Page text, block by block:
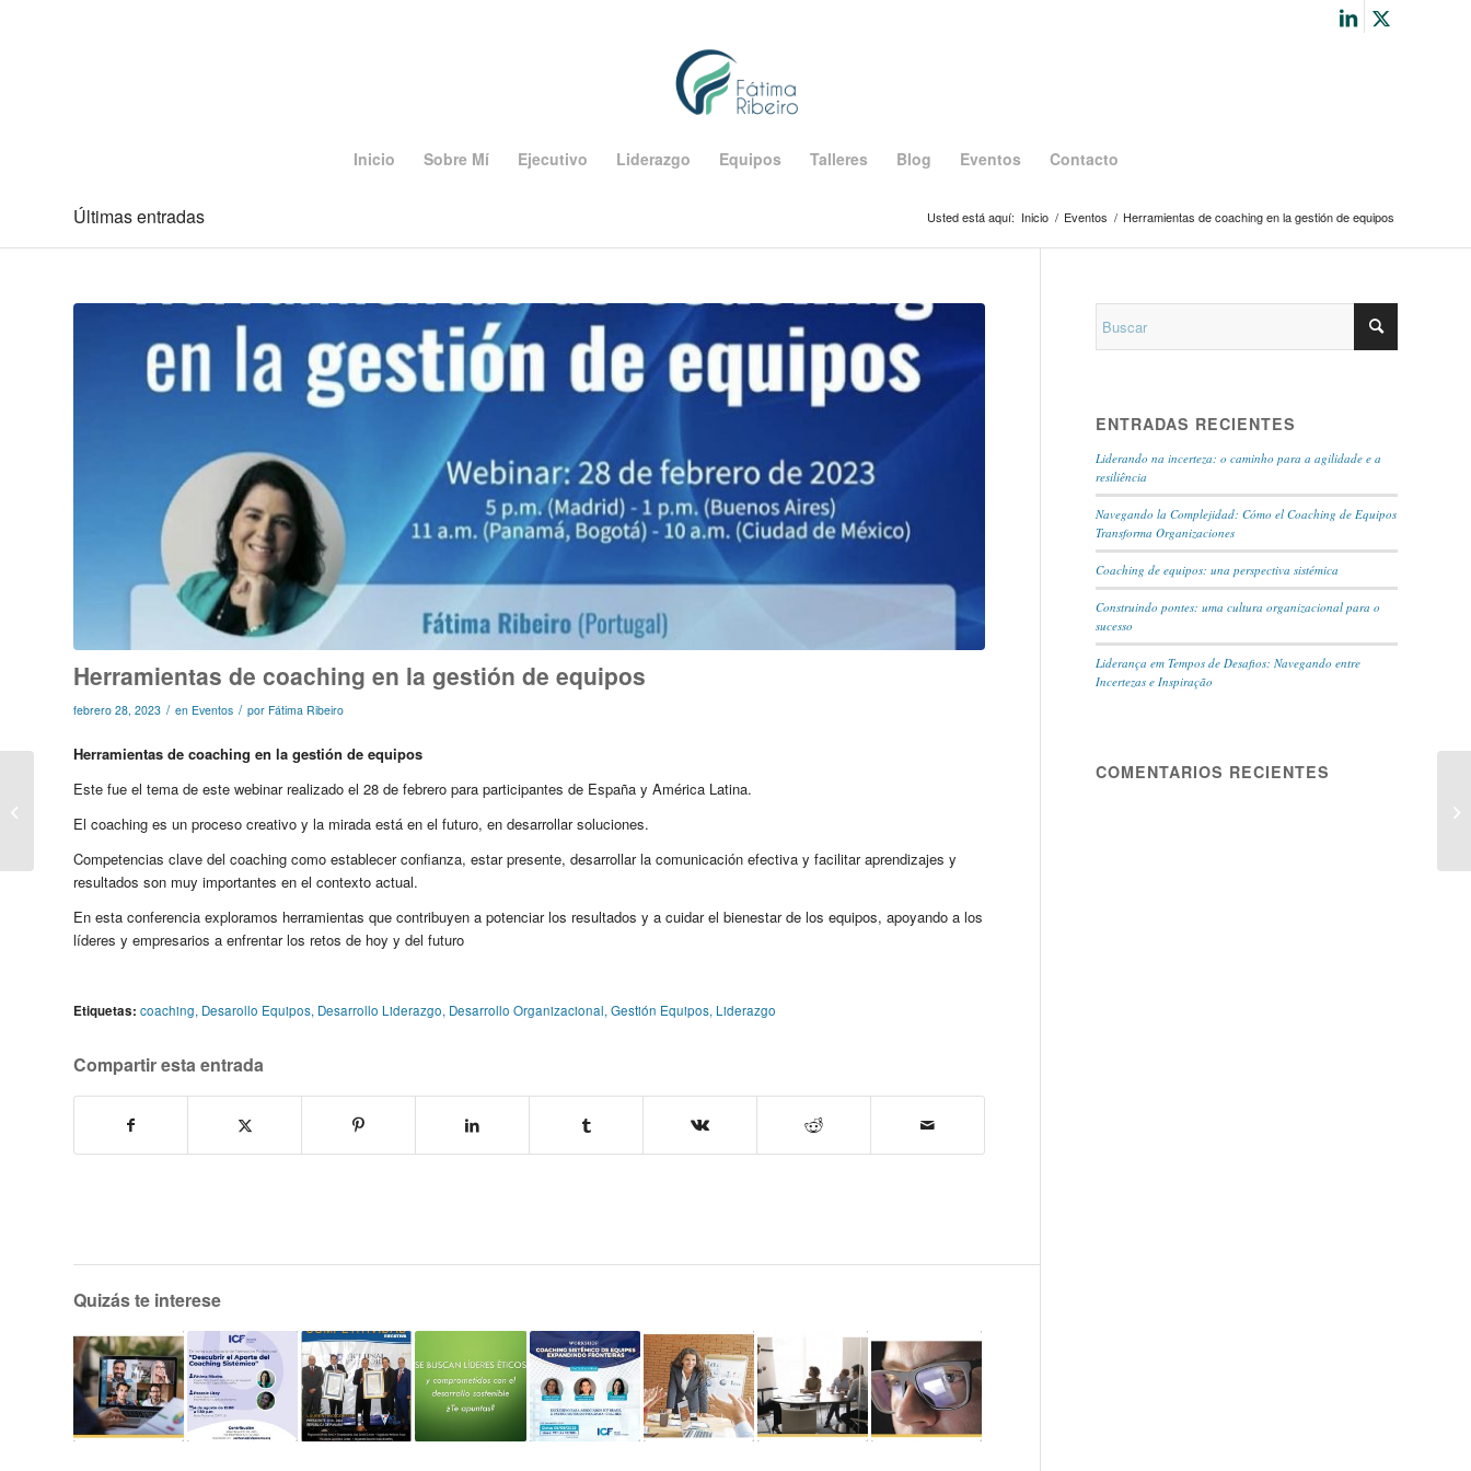
Inicio Sobre Mí Ejecutivo Liderazgo Equipos Talleres Blog Eventos Contacto
Últimas entradas Usted está aquí: Inicio / Eventos / Herramientas de coaching en la gestión de equipos
Herramientas de coaching en la gestión de equipos
febrero 28, 2023 / en Eventos / por Fátima Ribeiro
Herramientas de coaching en la gestión de equipos
Este fue el tema de este webinar realizado el 28 de febrero para participantes de España y América Latina.
El coaching es un proceso creativo y la mirada está en el futuro, en desarrollar soluciones.
Competencias clave del coaching como establecer confianza, estar presente, desarrollar la comunicación efectiva y facilitar aprendizajes y
resultados son muy importantes en el contexto actual.
En esta conferencia exploramos herramientas que contribuyen a potenciar los resultados y a cuidar el bienestar de los equipos, apoyando a los
líderes y empresarios a enfrentar los retos de hoy y del futuro
Etiquetas: coaching, Desarollo Equipos, Desarrollo Liderazgo, Desarrollo Organizacional, Gestión Equipos, Liderazgo
Compartir esta entrada
Quizás te interese
ENTRADAS RECIENTES
Liderando na incerteza: o caminho para a agilidade e a
resiliência
Navegando la Complejidad: Cómo el Coaching de Equipos
Transforma Organizaciones
Coaching de equipos: una perspectiva sistémica
Construindo pontes: uma cultura organizacional para o
sucesso
Liderança em Tempos de Desafios: Navegando entre
Incertezas e Inspiração
COMENTARIOS RECIENTES
Como fazer-se ouvir
nas reuniões